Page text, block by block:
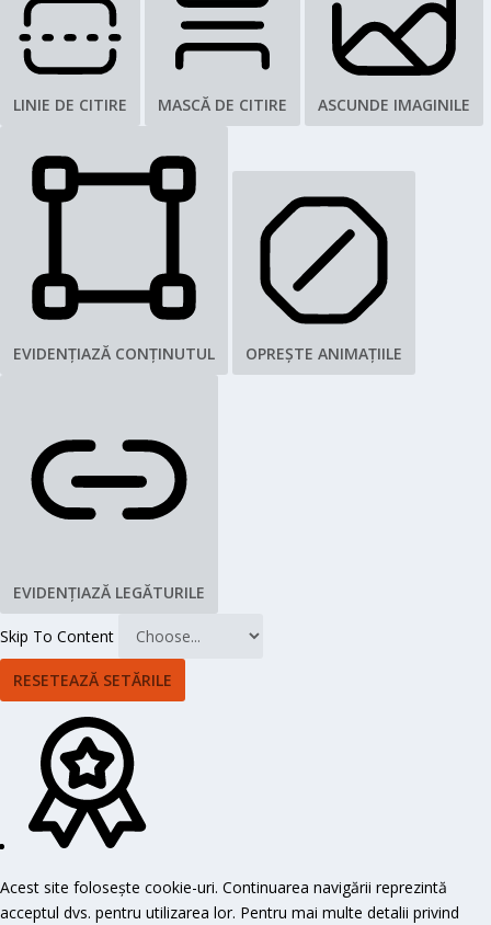
LINIE DE CITIRE MASCĂ DE CITIRE ASCUNDE IMAGINILE
EVIDENȚIAZĂ CONȚINUTUL OPREȘTE ANIMAȚIILE
EVIDENȚIAZĂ LEGĂTURILE
Skip To Content
RESETEAZĂ SETĂRILE
Acest site folosește cookie-uri. Continuarea navigării reprezintă
acceptul dvs. pentru utilizarea lor. Pentru mai multe detalii privind